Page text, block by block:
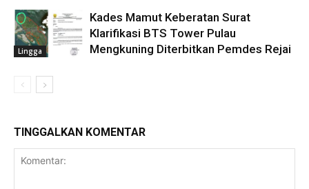
Lingga
Kades Mamut Keberatan Surat
Klarifikasi BTS Tower Pulau
Mengkuning Diterbitkan Pemdes Rejai
TINGGALKAN KOMENTAR